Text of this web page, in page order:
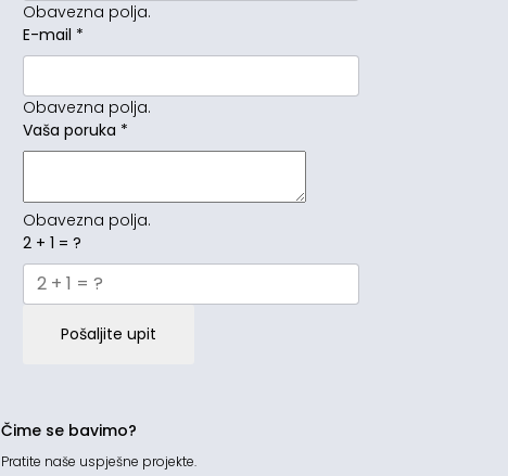
Obavezna polja.
E-mail *
Obavezna polja.
Vaša poruka *
Obavezna polja.
2 + 1 = ?
Pošaljite upit
Čime se bavimo?
Pratite naše uspješne projekte.